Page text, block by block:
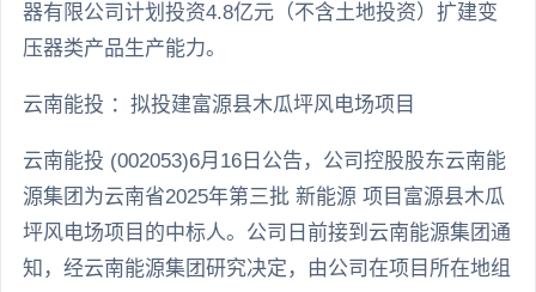
器有限公司计划投资4.8亿元（不含土地投资）扩建变
压器类产品生产能力。
云南能投 ：拟投建富源县木瓜坪风电场项目
云南能投 (002053)6月16日公告，公司控股股东云南能
源集团为云南省2025年第三批 新能源 项目富源县木瓜
坪风电场项目的中标人。公司日前接到云南能源集团通
知，经云南能源集团研究决定，由公司在项目所在地组